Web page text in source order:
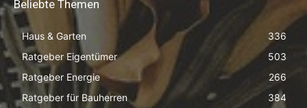
Beliebte Themen
Haus & Garten
336
Ratgeber Eigentümer
503
Ratgeber Energie
266
Ratgeber für Bauherren
384